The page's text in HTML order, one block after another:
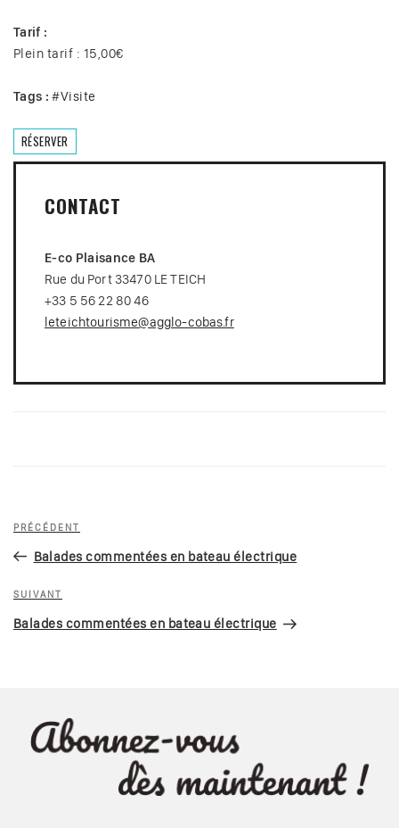
Tarif :
Plein tarif : 15,00€
Tags : #Visite
RÉSERVER
CONTACT
E-co Plaisance BA
Rue du Port 33470 LE TEICH
+33 5 56 22 80 46
leteichtourisme@agglo-cobas.fr
Navigation
l’article
Article
précédent
PRÉCÉDENT
Balades commentées en bateau électrique
Article
suivant
SUIVANT
Balades commentées en bateau électrique